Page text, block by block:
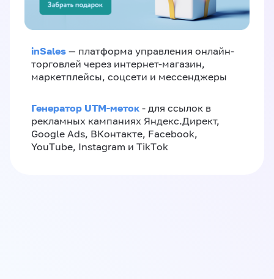
inSales — платформа управления онлайн-
торговлей через интернет-магазин,
маркетплейсы, соцсети и мессенджеры
Генератор UTM-меток - для ссылок в
рекламных кампаниях Яндекс.Директ,
Google Ads, ВКонтакте, Facebook,
YouTube, Instagram и TikTok